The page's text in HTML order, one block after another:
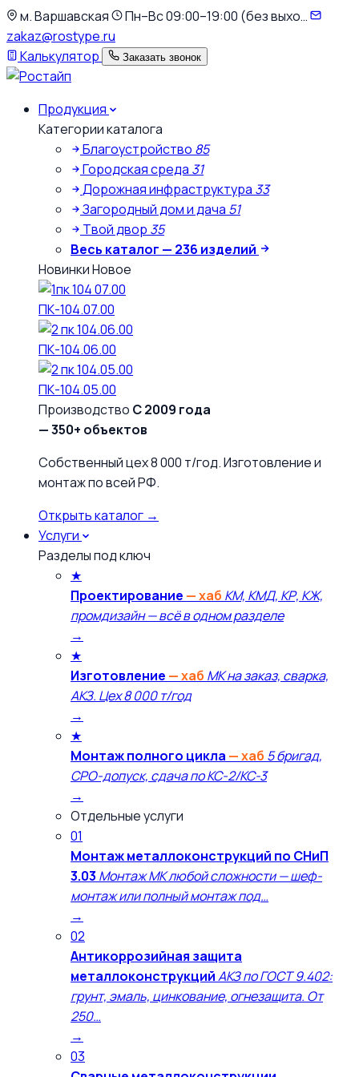
К
основному
содержимому
м. Варшавская
Пн–Вс 09:00–19:00 (без выхо…
zakaz@rostype.ru
Калькулятор
Заказать звонок
Продукция
Категории каталога
Благоустройство 85
Городская среда 31
Дорожная инфраструктура 33
Загородный дом и дача 51
Твой двор 35
Весь каталог — 236 изделий
НовинкиНовое
ПК-104.07.00
ПК-104.06.00
ПК-104.05.00
Производство С 2009 года
— 350+ объектов
Собственный цех 8 000 т/год. Изготовление и
монтаж по всей РФ.
Открыть каталог →
Услуги
Разделы под ключ
★
Проектирование — хаб КМ, КМД, КР, КЖ,
промдизайн — всё в одном разделе
→
★
Изготовление — хаб МК на заказ, сварка,
АКЗ. Цех 8 000 т/год
→
★
Монтаж полного цикла — хаб 5 бригад,
СРО-допуск, сдача по КС-2/КС-3
→
Отдельные услуги
01
Монтаж металлоконструкций по СНиП
3.03 Монтаж МК любой сложности — шеф-
монтаж или полный монтаж под…
→
02
Антикоррозийная защита
металлоконструкцийАКЗ по ГОСТ 9.402:
грунт, эмаль, цинкование, огнезащита. От
250…
→
03